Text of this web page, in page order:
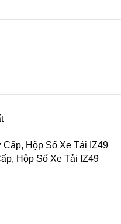
Hộp Số Xe Tải IZ49